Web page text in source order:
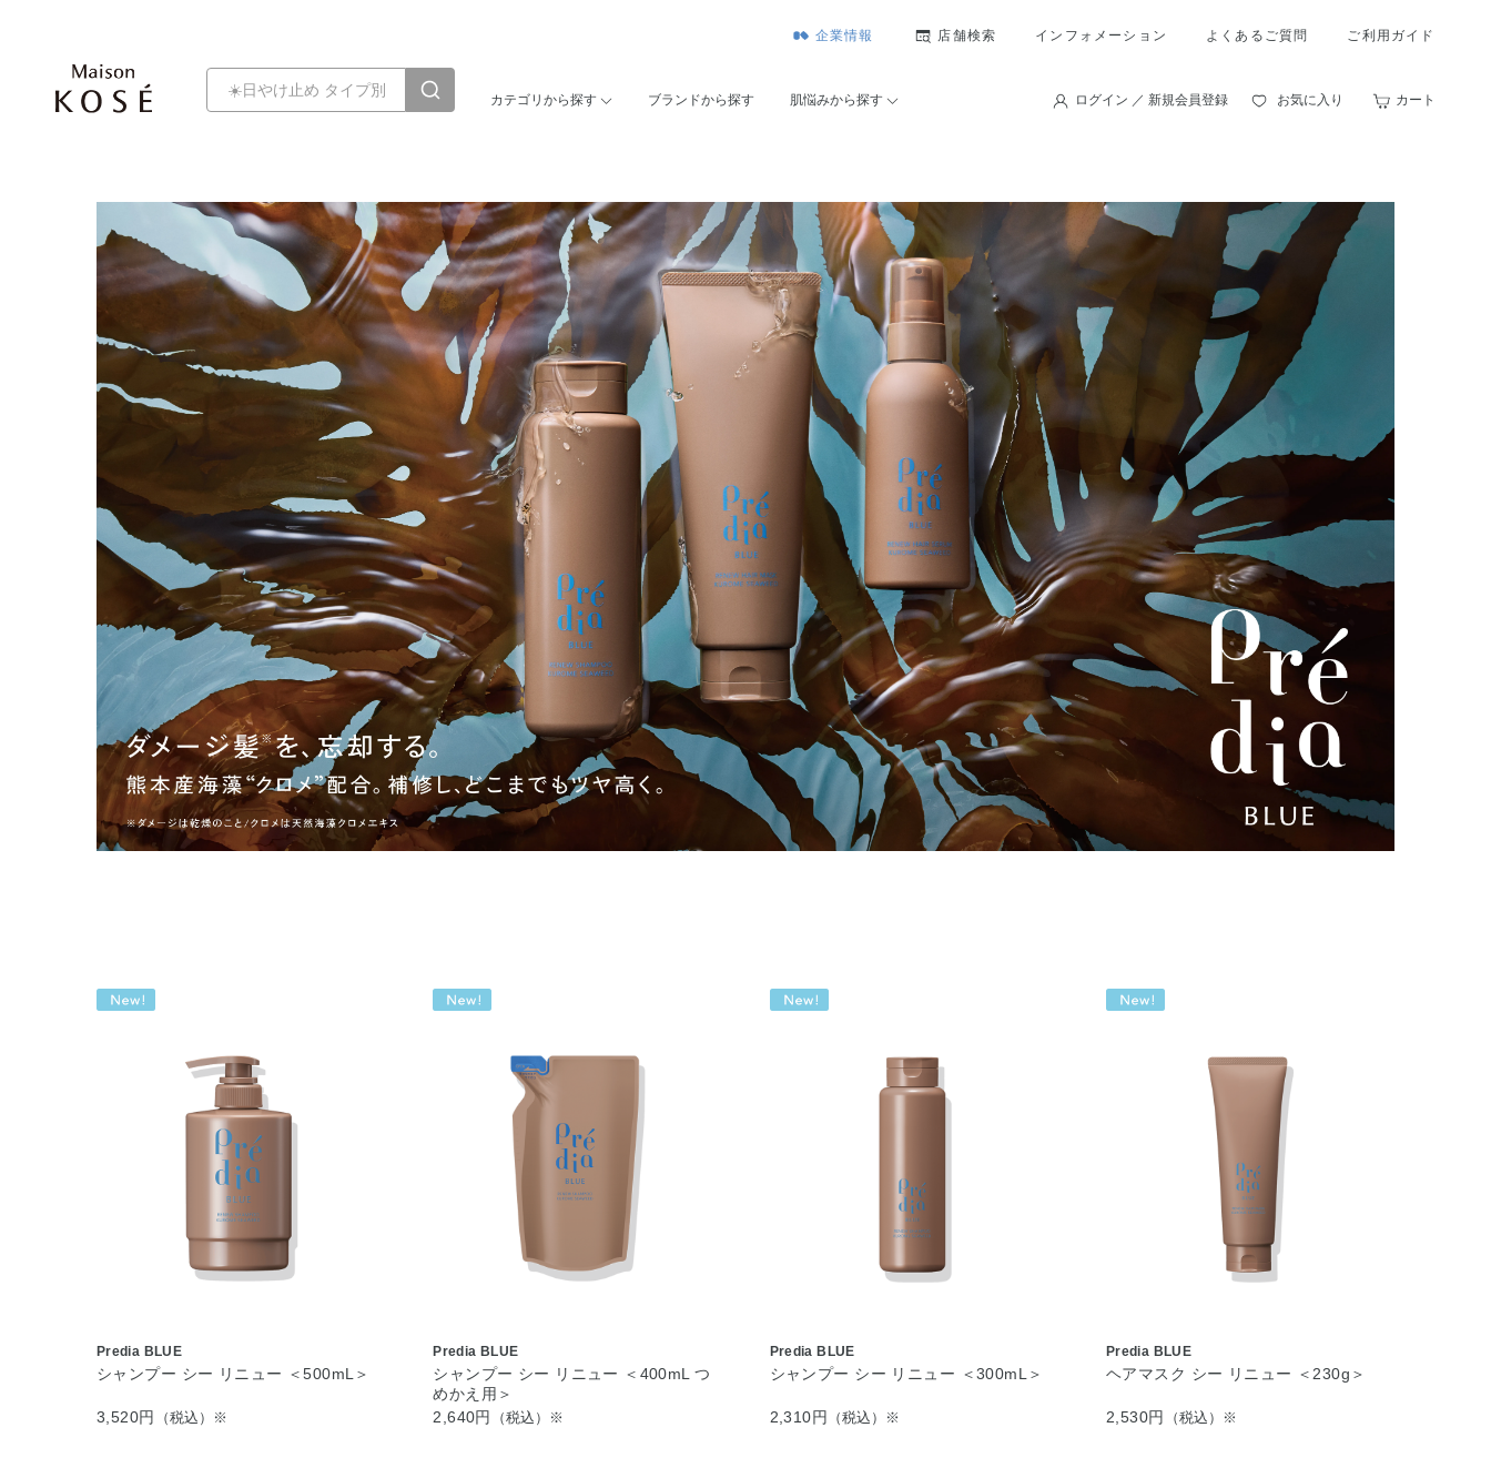
企業情報 店舗検索 インフォメーション よくあるご質問 ご利用ガイド
カテゴリから探す ブランドから探す 肌悩みから探す ログイン ／ 新規会員登録 お気に入り カート
Predia BLUE
シャンプー シー リニュー ＜500mL＞
3,520円 （税込）※
Predia BLUE
シャンプー シー リニュー ＜400mL つ
めかえ用＞
2,640円
（税込）※
Predia BLUE
シャンプー シー リニュー ＜300mL＞
2,310円 （税込）※
Predia BLUE
ヘアマスク シー リニュー ＜230g＞
2,530円 （税込）※